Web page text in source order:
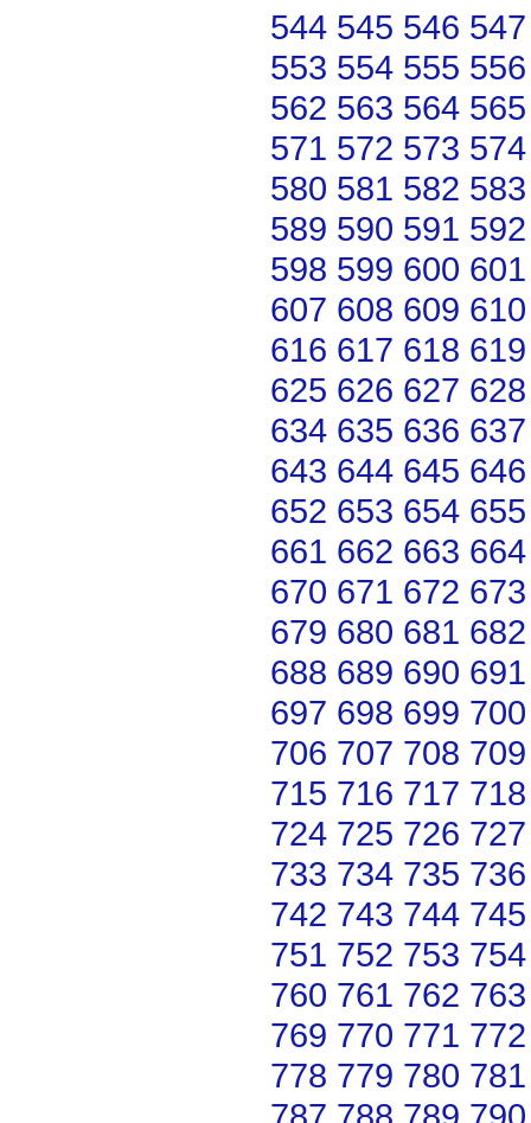
544 545 546 547
553 554 555 556
562 563 564 565
571 572 573 574
580 581 582 583
589 590 591 592
598 599 600 601
607 608 609 610
616 617 618 619
625 626 627 628
634 635 636 637
643 644 645 646
652 653 654 655
661 662 663 664
670 671 672 673
679 680 681 682
688 689 690 691
697 698 699 700
706 707 708 709
715 716 717 718
724 725 726 727
733 734 735 736
742 743 744 745
751 752 753 754
760 761 762 763
769 770 771 772
778 779 780 781